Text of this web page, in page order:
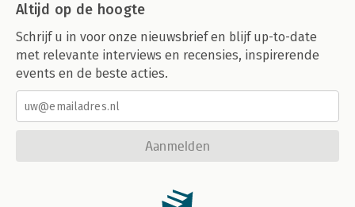
Altijd op de hoogte
Schrijf u in voor onze nieuwsbrief en blijf up-to-date
met relevante interviews en recensies, inspirerende
events en de beste acties.
Aanmelden